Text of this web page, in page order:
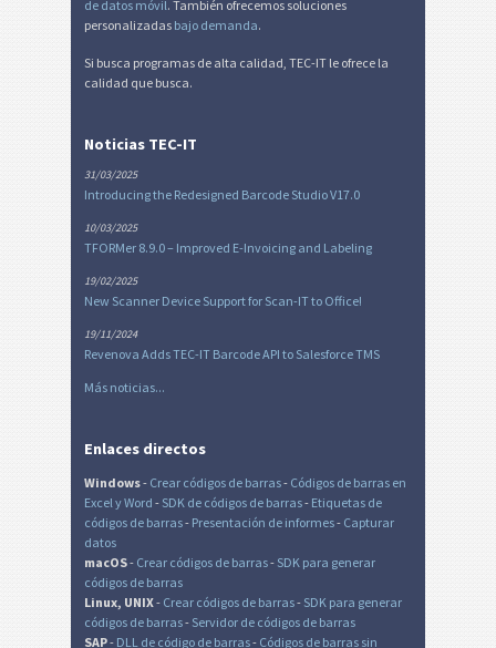
de datos móvil. También ofrecemos soluciones
personalizadas bajo demanda.
Si busca programas de alta calidad, TEC-IT le ofrece la
calidad que busca.
Noticias TEC-IT
31/03/2025
Introducing the Redesigned Barcode Studio V17.0
10/03/2025
TFORMer 8.9.0 – Improved E-Invoicing and Labeling
19/02/2025
New Scanner Device Support for Scan-IT to Office!
19/11/2024
Revenova Adds TEC-IT Barcode API to Salesforce TMS
Más noticias...
Enlaces directos
Windows- Crear códigos de barras- Códigos de barras en
Excely Word - SDK de códigos de barras- Etiquetas de
códigos de barras- Presentación de informes- Capturar
datos
macOS- Crear códigos de barras- SDK para generar
códigos de barras
Linux, UNIX- Crear códigos de barras- SDK para generar
códigos de barras- Servidor de códigos de barras
SAP- DLL de código de barras- Códigos de barras sin